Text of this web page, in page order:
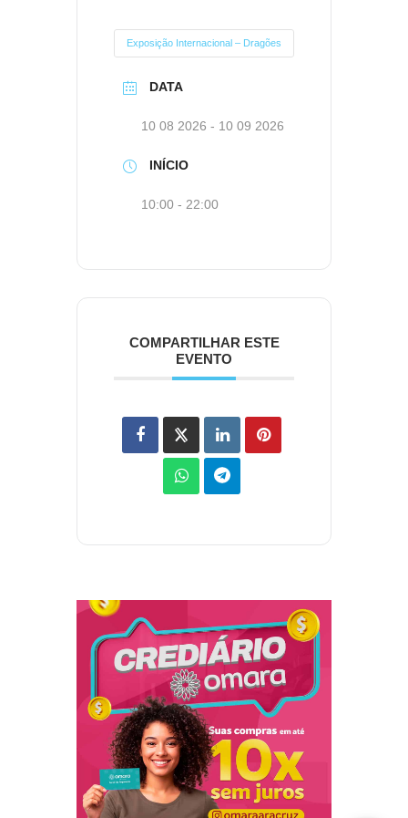
Exposição Internacional – Dragões
DATA
10 08 2026 - 10 09 2026
INÍCIO
10:00 - 22:00
COMPARTILHAR ESTE
EVENTO